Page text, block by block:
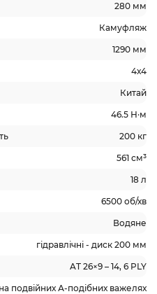
280 мм
Камуфляж
1290 мм
4х4
Китай
46.5 Н·м
200 кг
561 см³
18 л
6500 об/хв
Водяне
гідравлічні - диск 200 мм
AT 26×9 – 14, 6 PLY
подвійних А-подібних важелях